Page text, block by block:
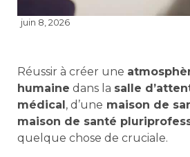
juin 8, 2026
Réussir à créer une
humaine dans la salle
médical, d’une maison de
maison de santé
quelque chose de cruciale.